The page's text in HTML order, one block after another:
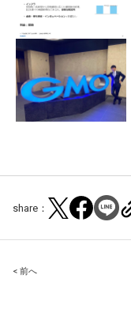
share：
Post
< 前へ